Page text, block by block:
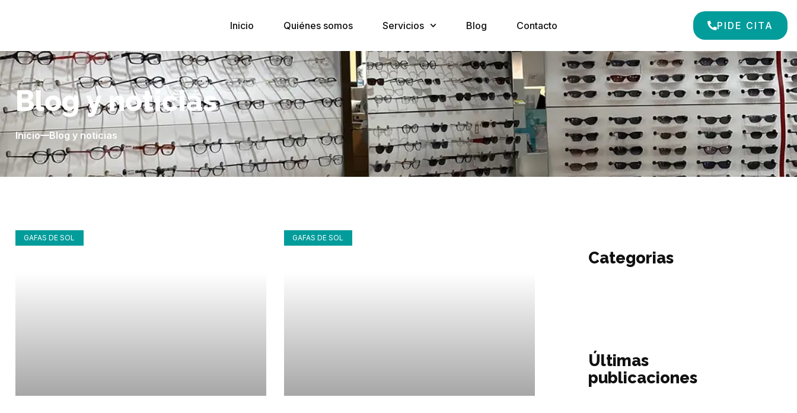
Inicio Quiénes somos Servicios Blog Contacto PIDE CITA
Blog y noticias
Inicio Blog y noticias
GAFAS DE SOL GAFAS DE SOL
Categorias
Últimas
publicaciones